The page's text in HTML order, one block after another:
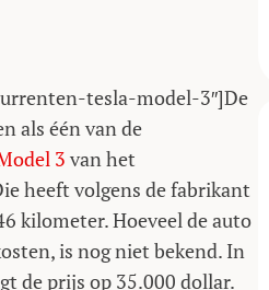
tesla-model-3″]De
als één van de
3 van het
heeft volgens de fabrikant
kilometer. Hoeveel de auto
is nog niet bekend. In
de prijs op 35.000 dollar.